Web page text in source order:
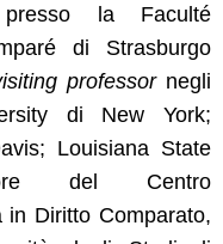
la Faculté
di Strasburgo
professornegli
di New York;
Louisiana State
del Centro
in Diritto Comparato,